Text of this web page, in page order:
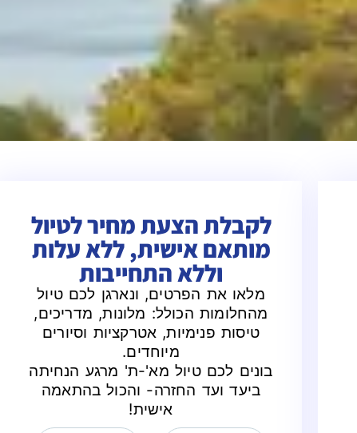
לקבלת הצעת מחיר לטיול
מותאם אישית, ללא עלות
וללא התחייבות
מלאו את הפרטים, ונארגן לכם טיול
מהחלומות הכולל: מלונות, מדריכים,
טיסות פנימיות, אטרקציות וסיורים
מיוחדים.
בונים לכם טיול מא'-ת' מרגע הנחיתה
ביעד ועד החזרה- והכול בהתאמה
אישית!